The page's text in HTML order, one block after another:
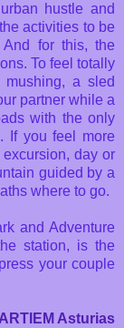
hustle and
activities to be
for this, the
To feel totally
a sled
partner while a
with the only
If you feel more
day or
guided by a
where to go.
and Adventure
station, is the
your couple
ARTIEM Asturias